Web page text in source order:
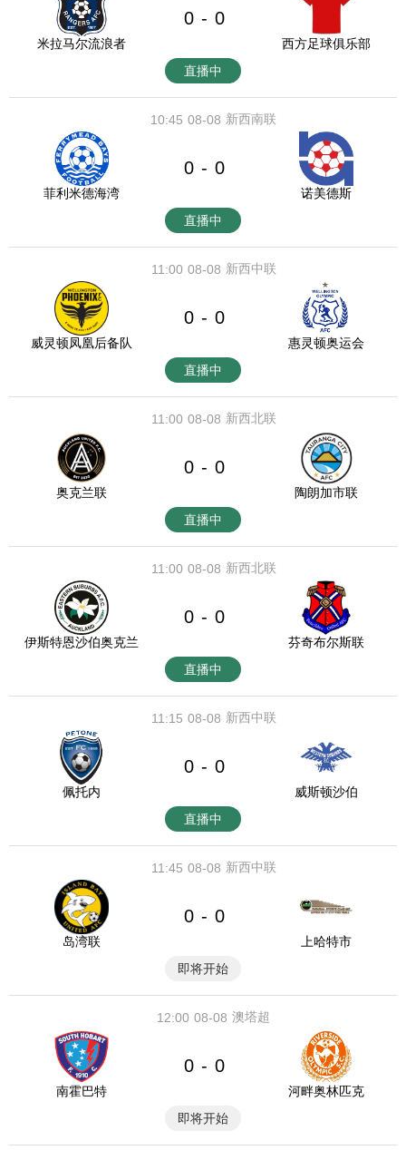
米拉马尔流浪者
0 - 0
西方足球俱乐部
直播中
08-08
10:45 新西南联
菲利米德海湾
0 - 0
诺美德斯
直播中
08-08
11:00 新西中联
威灵顿凤凰后备队
0 - 0
惠灵顿奥运会
直播中
08-08
11:00 新西北联
奥克兰联
0 - 0
陶朗加市联
直播中
08-08
11:00 新西北联
伊斯特恩沙伯奥克兰
0 - 0
芬奇布尔斯联
直播中
08-08
11:15 新西中联
佩托内
0 - 0
威斯顿沙伯
直播中
08-08
11:45 新西中联
岛湾联
0 - 0
上哈特市
即将开始
08-08
12:00 澳塔超
南霍巴特
0 - 0
河畔奥林匹克
即将开始